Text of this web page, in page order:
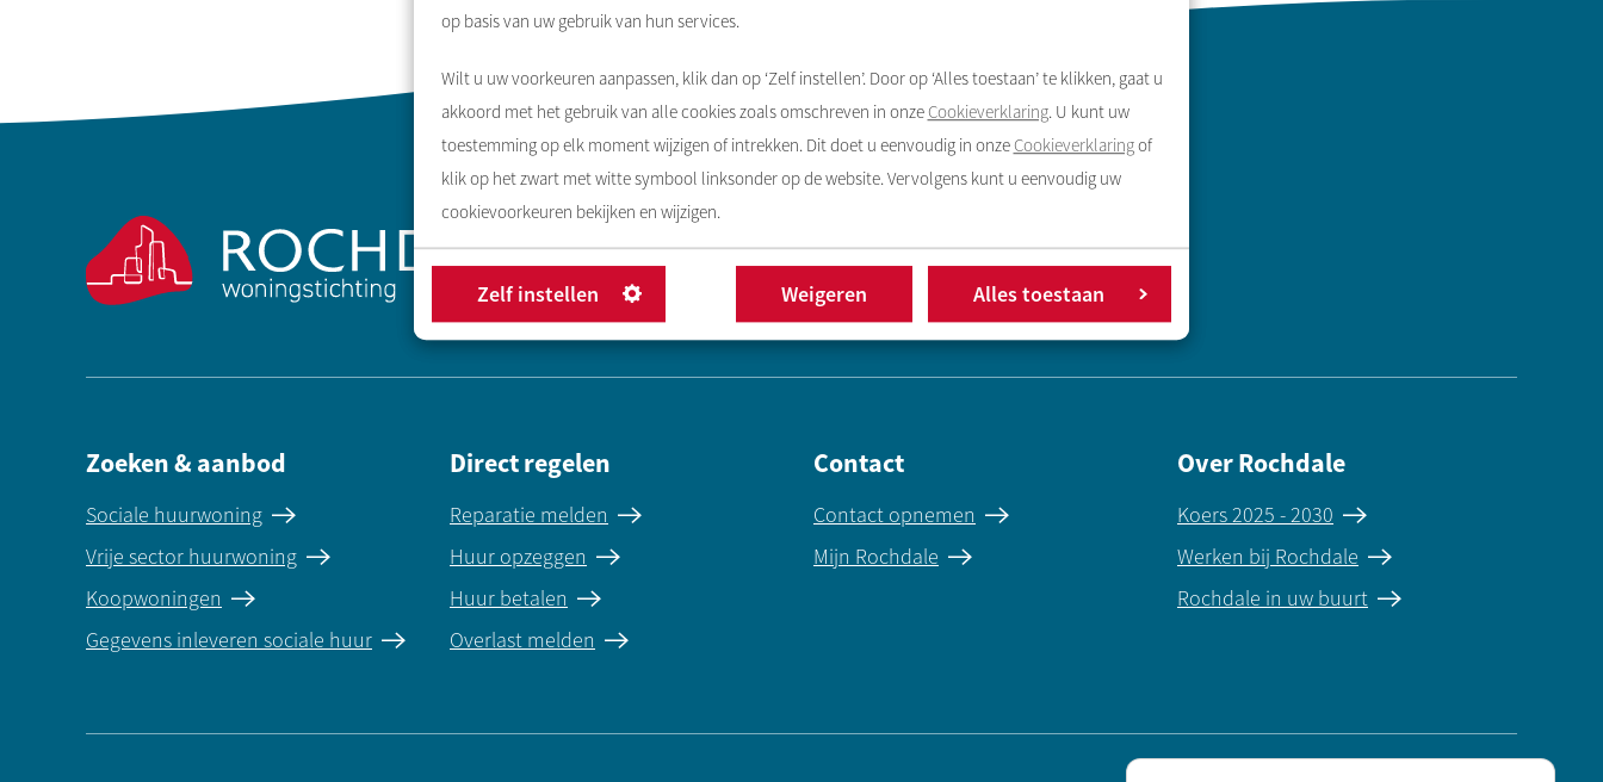
op basis van uw gebruik van hun services.
Wilt u uw voorkeuren aanpassen, klik dan op ‘Zelf instellen’. Door op ‘Alles toestaan’ te klikken, gaat u
akkoord met het gebruik van alle cookies zoals omschreven in onze Cookieverklaring. U kunt uw
toestemming op elk moment wijzigen of intrekken. Dit doet u eenvoudig in onze Cookieverklaringof
klik op het zwart met witte symbool linksonder op de website. Vervolgens kunt u eenvoudig uw
cookievoorkeuren bekijken en wijzigen.
Zelf instellen Weigeren Alles toestaan
Zoeken & aanbod
Sociale huurwoning
Vrije sector huurwoning
Koopwoningen
Gegevens inleveren sociale huur
Direct regelen
Reparatie melden
Huur opzeggen
Huur betalen
Overlast melden
Contact
Contact opnemen
Mijn Rochdale
Over Rochdale
Koers 2025 - 2030
Werken bij Rochdale
Rochdale in uw buurt